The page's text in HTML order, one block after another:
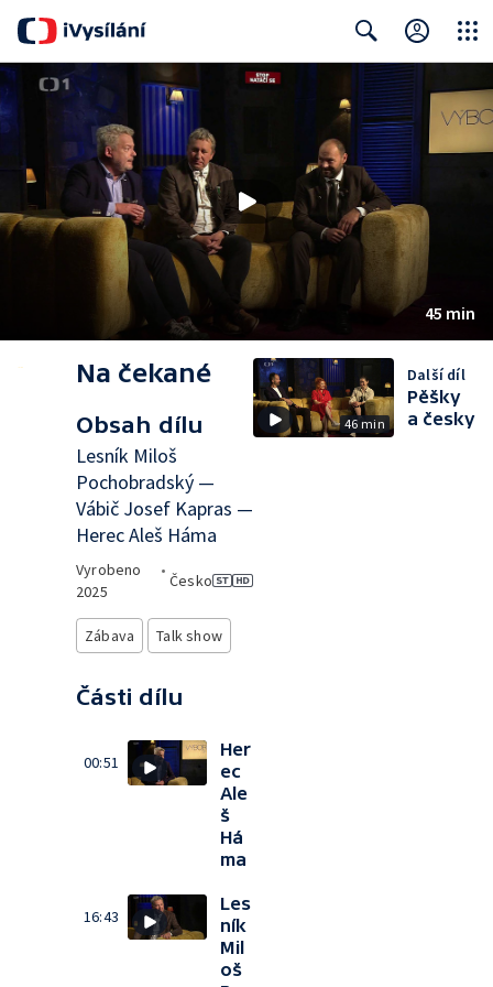
Search
45 min
Na čekané
Obsah dílu
Lesník Miloš
Pochobradský —
Vábič Josef Kapras —
Herec Aleš Háma
Vyrobeno
2025
•
Česko
Zábava Talk show
Části dílu
00:51
Her
ec
Ale
š
Há
ma
16:43
Les
ník
Mil
oš
46 min
Další díl
Pěšky
a česky